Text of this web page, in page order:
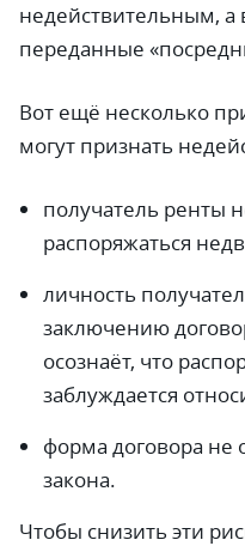
недействительным, а
переданные
Вот ещё несколько
могут признать
получатель ренты
распоряжаться
личность
заключению
осознаёт, что
заблуждается
форма договора не
закона.
Чтобы снизить эти